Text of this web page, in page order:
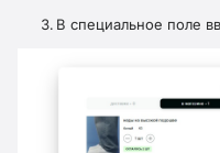
В специальное поле